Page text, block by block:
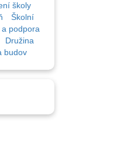
školy
Školní
podpora
Družina
budov